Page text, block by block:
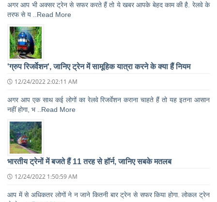
अगर आप भी अक्सर ट्रेन से सफर करते हैं तो ये खबर आपके बेहद काम की है. रेलवे के
तरफ से य ..Read More
'ग्रुप रिजर्वेशन', जानिए ट्रेन में सामूहिक यात्रा करने के क्‍या हैं नियम
12/24/2022 2:02:11 AM
अगर आप एक साथ कई लोगों का रेलवे रिजर्वेशन कराना चाहते हैं तो यह इतना आसान
नहीं होगा, भ ..Read More
भारतीय ट्रेनों में बजते हैं 11 तरह से हॉर्न, जानिए सबके मतलब
12/24/2022 1:50:59 AM
आप में से अधिकतर लोगों ने न जाने कितनी बार ट्रेन से सफर किया होगा. लोकल ट्रेन